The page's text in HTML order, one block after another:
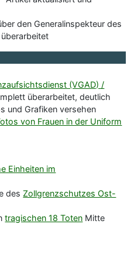
den Generalinspekteur des
(VGAD) /
überarbeitet, deutlich
und Grafiken versehen
von Frauen in der Uniform
Einheiten im
desZollgrenzschutzes Ost-
tragischen 18 Toten Mitte